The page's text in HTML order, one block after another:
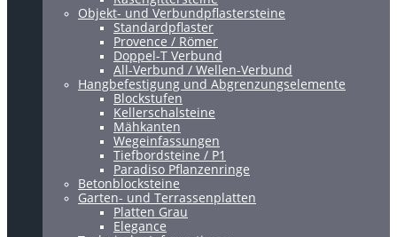
Objekt- und Verbundpflastersteine
Standardpflaster
Provence / Römer
Doppel-T Verbund
All-Verbund / Wellen-Verbund
Hangbefestigung und Abgrenzungselemente
Blockstufen
Kellerschalsteine
Mähkanten
Wegeinfassungen
Tiefbordsteine / P1
Paradiso Pflanzenringe
Betonblocksteine
Garten- und Terrassenplatten
Platten Grau
Elegance